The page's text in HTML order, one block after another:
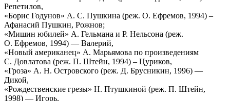
Репетилов,
«Борис Годунов» А. С. Пушкина (реж. О. Ефремов, 1994) –
Афанасий Пушкин, Рожнов;
«Мишин юбилей» А. Гельмана и Р. Нельсона (реж.
О. Ефремов, 1994) — Валерий,
«Новый американец» А. Марьямова по произведениям
С. Довлатова (реж. П. Штейн, 1994) – Цуриков,
«Гроза» А. Н. Островского (реж. Д. Брусникин, 1996) —
Дикой,
«Рождественские грезы» Н. Птушкиной (реж. П. Штейн,
1998) — Игорь,